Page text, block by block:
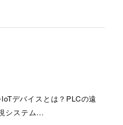
デバイスとは？PLCの遠
システム…